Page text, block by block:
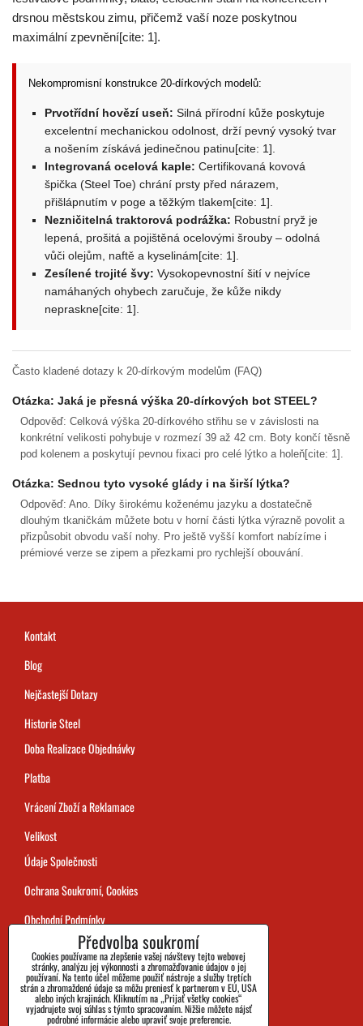
drsnou městskou zimu, přičemž vaší noze poskytnou
maximální zpevnění[cite: 1].
Nekompromisní konstrukce 20-dírkových modelů:
Prvotřídní hovězí useň: Silná přírodní kůže poskytuje
excelentní mechanickou odolnost, drží pevný vysoký tvar
a nošením získává jedinečnou patinu[cite: 1].
Integrovaná ocelová kaple: Certifikovaná kovová
špička (Steel Toe) chrání prsty před nárazem,
přišlápnutím v poge a těžkým tlakem[cite: 1].
Nezničitelná traktorová podrážka: Robustní pryž je
lepená, prošitá a pojištěná ocelovými šrouby – odolná
vůči olejům, naftě a kyselinám[cite: 1].
Zesílené trojité švy: Vysokopevnostní šití v nejvíce
namáhaných ohybech zaručuje, že kůže nikdy
nepraskne[cite: 1].
Často kladené dotazy k 20-dírkovým modelům (FAQ)
Otázka: Jaká je přesná výška 20-dírkových bot STEEL?
Odpověď: Celková výška 20-dírkového střihu se v závislosti na
konkrétní velikosti pohybuje v rozmezí 39 až 42 cm. Boty končí těsně
pod kolenem a poskytují pevnou fixaci pro celé lýtko a holeň[cite: 1].
Otázka: Sednou tyto vysoké glády i na širší lýtka?
Odpověď: Ano. Díky širokému koženému jazyku a dostatečně
dlouhým tkaničkám můžete botu v horní části lýtka výrazně povolit a
přizpůsobit obvodu vaší nohy. Pro ještě vyšší komfort nabízíme i
prémiové verze se zipem a přezkami pro rychlejší obouvání.
Kontakt
Blog
Nejčastejší Dotazy
Historie Steel
Doba Realizace Objednávky
Platba
Vrácení Zboží a Reklamace
Velikost
Údaje Společnosti
Ochrana Soukromí, Cookies
Obchodní Podmínky
Sledování ZásilekPředvolba soukromí
Cookies používame na zlepšenie vašej návštevy tejto webovej
stránky, analýzu jej výkonnosti a zhromažďovanie údajov o jej
používaní. Na tento účel môžeme použiť nástroje a služby tretích
strán a zhromaždené údaje sa môžu preniesť k partnerom v EÚ, USA
alebo iných krajinách. Kliknutím na „Prijať všetky cookies“
vyjadrujete svoj súhlas s týmto spracovaním. Nižšie môžete nájsť
podrobné informácie alebo upraviť svoje preferencie.